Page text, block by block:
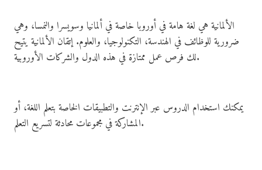
الألمانية هي لغة هامة في أوروبا خاصة في ألمانيا وسويسرا والنمسا، وهي
ضرورية للوظائف في الهندسة، التكنولوجيا، والعلوم. إتقان الألمانية يتيح
لك فرص عمل ممتازة في هذه الدول والشركات الأوروبية.
يمكنك استخدام الدروس عبر الإنترنت والتطبيقات الخاصة بتعلم اللغة، أو
المشاركة في مجموعات محادثة لتسريع التعلم.